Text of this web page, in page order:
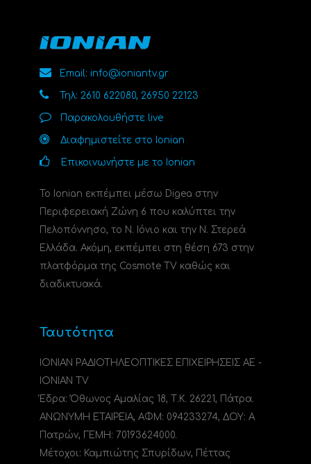
Email: info@ioniantv.gr
Τηλ: 2610 622080, 26950 22123
Παρακολουθήστε live
Διαφημιστείτε στο Ionian
Επικοινωνήστε με το Ionian
Το Ionian εκπέμπει μέσω Digea στην
Περιφερειακή Ζώνη 6 που καλύπτει την
Πελοπόννησο, το N. Ιόνιο και την Ν. Στερεά
Ελλάδα. Ακόμη, εκπέμπει στη θέση 673 στην
πλατφόρμα της Cosmote TV καθώς και
διαδικτυακά.
Ταυτότητα
ΙΟΝΙΑΝ ΡΑΔΙΟΤΗΛΕΟΠΤΙΚΕΣ ΕΠΙΧΕΙΡΗΣΕΙΣ ΑΕ -
IONIAN TV
Έδρα: Όθωνος Αμαλίας 18, Τ.Κ. 26221, Πάτρα.
ΑΝΩΝΥΜΗ ΕΤΑΙΡΕΙΑ, ΑΦΜ: 094233274, ΔΟΥ: A
Πατρών, ΓΕΜΗ: 70193624000.
Μέτοχοι: Καμπιώτης Σπυρίδων, Πέττας